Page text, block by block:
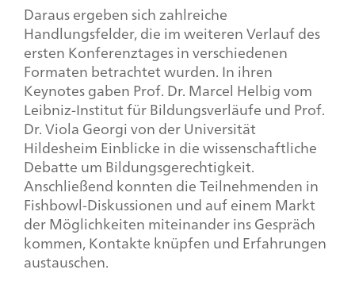
Daraus ergeben sich zahlreiche
Handlungsfelder, die im weiteren Verlauf des
ersten Konferenztages in verschiedenen
Formaten betrachtet wurden. In ihren
Keynotes gaben Prof. Dr. Marcel Helbig vom
Leibniz-Institut für Bildungsverläufe und Prof.
Dr. Viola Georgi von der Universität
Hildesheim Einblicke in die wissenschaftliche
Debatte um Bildungsgerechtigkeit.
Anschließend konnten die Teilnehmenden in
Fishbowl-Diskussionen und auf einem Markt
der Möglichkeiten miteinander ins Gespräch
kommen, Kontakte knüpfen und Erfahrungen
austauschen.